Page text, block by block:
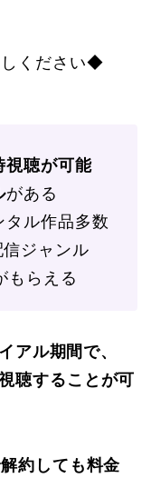
しください◆
視聴が可能
がある
タル作品多数
信ジャンル
もらえる
アル期間で、
聴することが可
約しても料金